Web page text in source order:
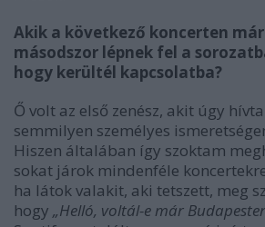
Akik a következő koncerten
másodszor lépnek fel a
hogy kerültél kapcsolatba?
Ő volt az első zenész, akit úgy
semmilyen személyes
Hiszen általában így szoktam
sokat járok mindenféle
ha látok valakit, aki tetszett, meg
hogy „Helló, voltál-e már